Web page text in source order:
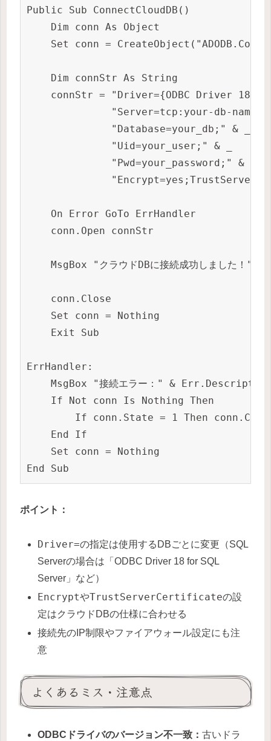
Public Sub ConnectCloudDB()
    Dim conn As Object
Set conn =
    Dim connStr As String
connStr = "Driver={ODBC Driver 18
"Server=tcp:your-db-
              "Database=your_db;" & _
              "Uid=your_user;" & _
              "Pwd=your_password;" & _
    On Error GoTo ErrHandler
    conn.Open connStr
MsgBox "クラウドDBに接続成功しました！",
    conn.Close
    Set conn = Nothing
    Exit Sub
ErrHandler:
MsgBox "接続エラー：" &
    If Not conn Is Nothing Then
If conn.State = 1 Then
    End If
    Set conn = Nothing
ポイント：
Driver=の指定は使用するDBごとに変更（SQL
Serverの場合は「ODBC Driver 18 for SQL
Server」など）
EncryptやTrustServerCertificateの設
定はクラウドDBの仕様に合わせる
接続先のIP制限やファイアウォール設定にも注
意
よくあるミス・注意点
ODBCドライバのバージョン不一致：古いドラ